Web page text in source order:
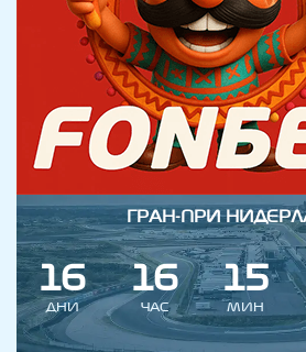
ГРАН-ПРИ
16
ДНИ
16
ЧАС
15
МИН